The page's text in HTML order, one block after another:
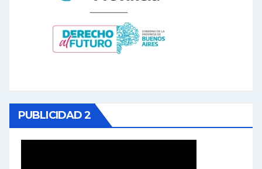
PUBLICIDAD 2